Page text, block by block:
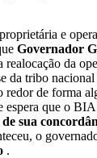
e
Governador
da
da tribo
redor de forma
que o
sua
o
.